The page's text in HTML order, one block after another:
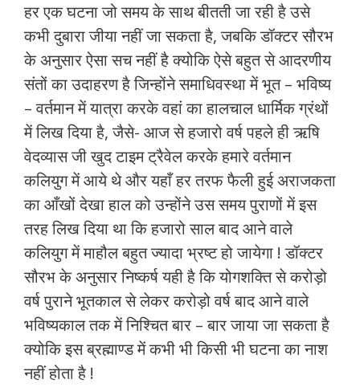
हर एक घटना जो समय के साथ बीतती जा रही है उसे
कभी दुबारा जीया नहीं जा सकता है, जबकि डॉक्टर सौरभ
के अनुसार ऐसा सच नहीं है क्योकि ऐसे बहुत से आदरणीय
संतों का उदाहरण है जिन्होंने समाधिवस्था में भूत – भविष्य
– वर्तमान में यात्रा करके वहां का हालचाल धार्मिक ग्रंथों
में लिख दिया है, जैसे- आज से हजारो वर्ष पहले ही ऋषि
वेदव्यास जी खुद टाइम ट्रैवेल करके हमारे वर्तमान
कलियुग में आये थे और यहाँ हर तरफ फैली हुई अराजकता
का आँखों देखा हाल को उन्होंने उस समय पुराणों में इस
तरह लिख दिया था कि हजारो साल बाद आने वाले
कलियुग में माहौल बहुत ज्यादा भ्रष्ट हो जायेगा ! डॉक्टर
सौरभ के अनुसार निष्कर्ष यही है कि योगशक्ति से करोड़ो
वर्ष पुराने भूतकाल से लेकर करोड़ो वर्ष बाद आने वाले
भविष्यकाल तक में निश्चित बार – बार जाया जा सकता है
क्योकि इस ब्रह्माण्ड में कभी भी किसी भी घटना का नाश
नहीं होता है !